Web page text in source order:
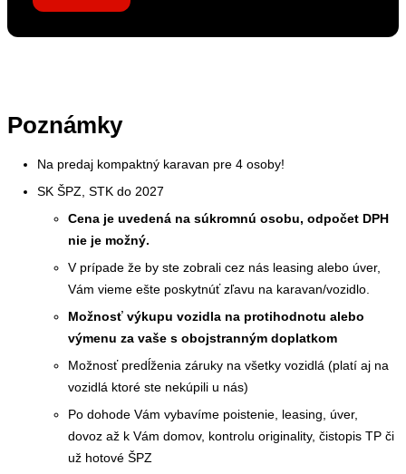
Poznámky
Na predaj kompaktný karavan pre 4 osoby!
SK ŠPZ, STK do 2027
Cena je uvedená na súkromnú osobu, odpočet DPH
nie je možný.
V prípade že by ste zobrali cez nás leasing alebo úver,
Vám vieme ešte poskytnúť zľavu na karavan/vozidlo.
Možnosť výkupu vozidla na protihodnotu alebo
výmenu za vaše s obojstranným doplatkom
Možnosť predĺženia záruky na všetky vozidlá (platí aj na
vozidlá ktoré ste nekúpili u nás)
Po dohode Vám vybavíme poistenie, leasing, úver,
dovoz až k Vám domov, kontrolu originality, čistopis TP či
už hotové ŠPZ